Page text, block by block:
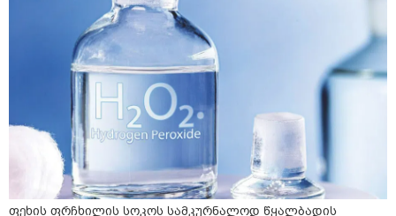
ფეხის ფრჩხილის სოკოს სამკურნალოდ წყალბადის